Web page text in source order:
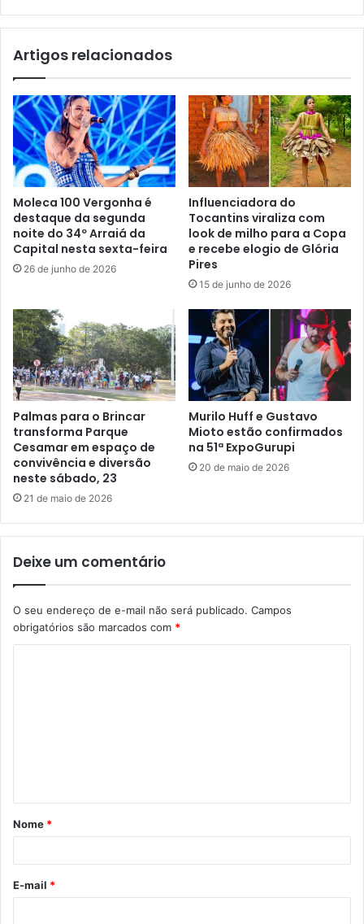
Artigos relacionados
Moleca 100 Vergonha é
destaque da segunda
noite do 34º Arraiá da
Capital nesta sexta-feira
26 de junho de 2026
Influenciadora do
Tocantins viraliza com
look de milho para a Copa
e recebe elogio de Glória
Pires
15 de junho de 2026
Palmas para o Brincar
transforma Parque
Cesamar em espaço de
convivência e diversão
neste sábado, 23
21 de maio de 2026
Murilo Huff e Gustavo
Mioto estão confirmados
na 51ª ExpoGurupi
20 de maio de 2026
Deixe um comentário
O seu endereço de e-mail não será publicado. Campos
obrigatórios são marcados com *
á
r
*
Nome *
E-mail *